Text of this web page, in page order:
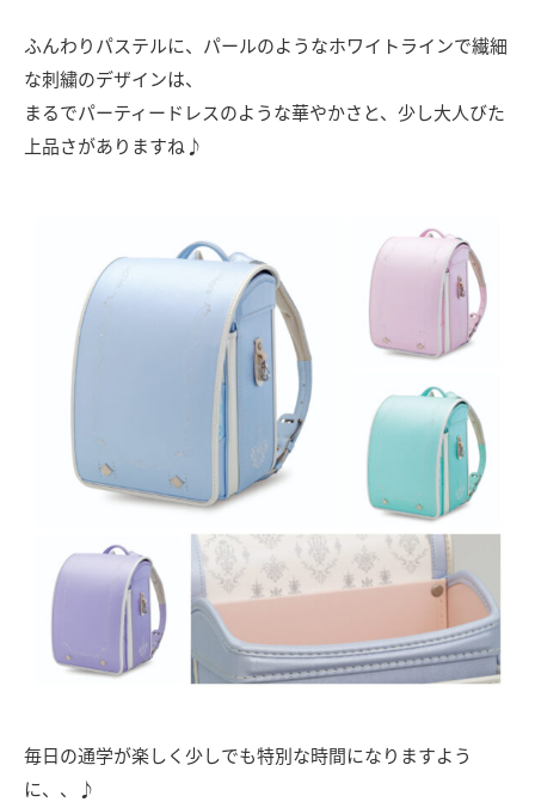
ふんわりパステルに、パールのようなホワイトラインで繊細
な刺繍のデザインは、
まるでパーティードレスのような華やかさと、少し大人びた
上品さがありますね♪
毎日の通学が楽しく少しでも特別な時間になりますよう
に、、♪